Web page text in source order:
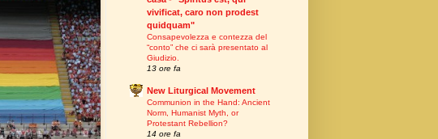
vivificat, caro non prodest
quidquam"
Consapevolezza e contezza del
“conto” che ci sarà presentato al
Giudizio.
13 ore fa
New Liturgical Movement
Communion in the Hand: Ancient
Norm, Humanist Myth, or
Protestant Rebellion?
14 ore fa